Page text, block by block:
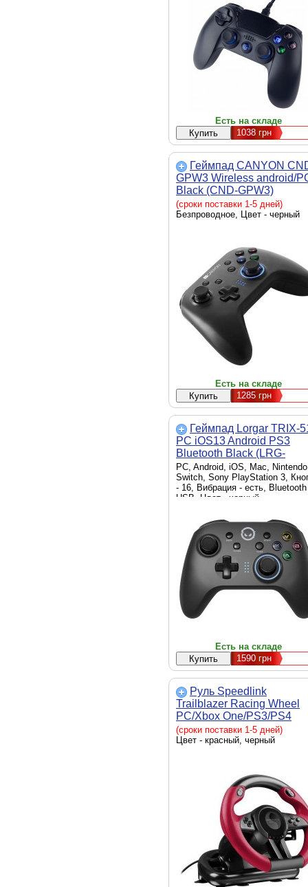
Есть на складе
1038 грн
Геймпад CANYON
GPW3 Wireless android/
Black (CND-GPW3)
(сроки поставки 1-5 дней)
Безпроводное, Цвет - черный
Есть на складе
1285 грн
Геймпад Lorgar TRIX-
PC iOS13 Android PS3
Bluetooth Black (LRG-
GP510)
PC, Android, iOS, Mac, Nintendo
Switch, Sony PlayStation 3,
- 16, Вибрация - есть,
USB, Цвет - черный
Есть на складе
1590 грн
Руль Speedlink
Trailblazer Racing Wheel
PC/Xbox One/PS3/PS4
Black/Red (SL-450500-
(сроки поставки 1-5 дней)
Цвет - красный, черный